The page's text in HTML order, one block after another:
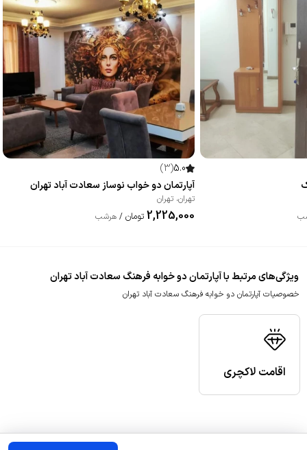
5.0
(
3
)
آپارتمان دو خواب نوساز سعادت آباد تهران
تهران، تهران
2,225,000 تومان / هرشب
ویژگی‌های مرتبط با آپارتمان دو خوابه فرهنگ سعادت آباد تهران
خصوصیات آپارتمان دو خوابه فرهنگ سعادت آباد تهران
اقامت لاکچری